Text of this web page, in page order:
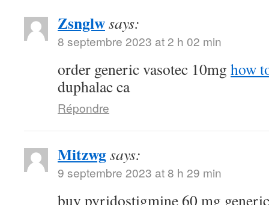
Zsnglwsays:
8 septembre 2023 at 2 h 02 min
order generic vasotec 10mg how
duphalac ca
Répondre
Mitzwgsays:
9 septembre 2023 at 8 h 29 min
buy pyridostigmine 60 mg